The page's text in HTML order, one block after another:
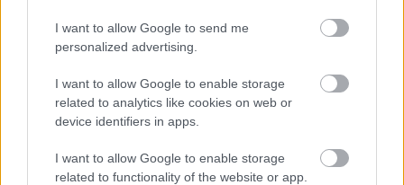
I want to allow Google to send me
personalized advertising.
I want to allow Google to enable storage
related to analytics like cookies on web or
device identifiers in apps.
I want to allow Google to enable storage
related to functionality of the website or app.
Mivel foglalkozik a bérszámfejtés, és hogyan járul hozzá az
üzleti sikerhez?